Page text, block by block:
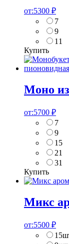
от:5300 ₽
7
9
11
Купить
Моно
от:5700 ₽
7
9
15
21
31
Купить
Микс
от:5500 ₽